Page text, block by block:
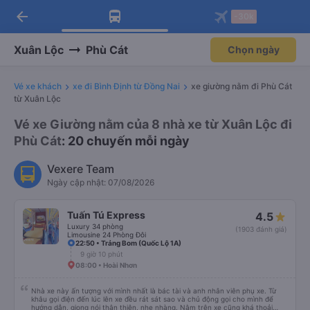
Tải app Vexere ngay!
Nhận ưu đãi thành viên độc
Mở app
Tải app Vexere
-30k/ghế khi đặt vé máy bay qua
Mở app
arrow_back
Xuân Lộc Phù Cát Chọn ngày
Vé xe khách xe đi Bình Định từ Đồng Nai
xe giường nằm đi Phù Cát
từ Xuân Lộc
Vé xe Giường nằm của 8 nhà xe từ Xuân Lộc đi
Phù Cát: 20 chuyến mỗi ngày
Vexere Team
Ngày cập nhật: 07/08/2026
Tuấn Tú Express
Luxury 34 phòng
Limousine 24 Phòng Đôi
4.5
(1903 đánh giá)
22:50 • Trảng Bom (Quốc Lộ 1A)
9 giờ 10 phút
08:00 • Hoài Nhơn
Nhà xe này ấn tượng với mình nhất là bác tài và anh nhân viên phụ xe. Từ
khâu gọi điện đến lúc lên xe đều rát sát sao và chủ động gọi cho mình để
hướng dẫn, giọng nói thân thiện, nhẹ nhàng. Nằm trên xe cũng khá thoải